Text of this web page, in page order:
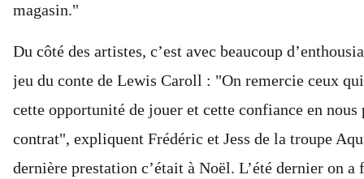
magasin."
Du côté des artistes, c’est avec beaucoup
jeu du conte de Lewis Caroll : "On remercie ceux
cette opportunité de jouer et cette confiance en nous
contrat", expliquent Frédéric et Jess de la troupe
dernière prestation c’était à Noël. L’été dernier on a